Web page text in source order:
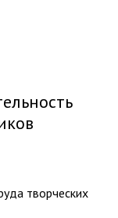
творческих